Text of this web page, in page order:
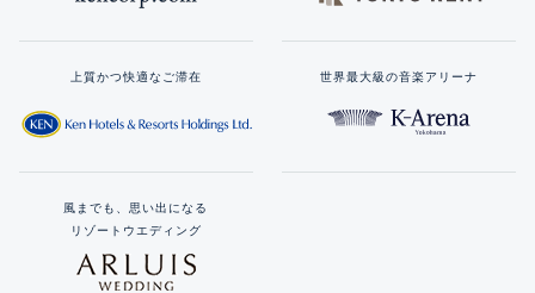
上質かつ快適なご滞在 世界最大級の音楽アリーナ
風までも、思い出になる
リゾートウエディング